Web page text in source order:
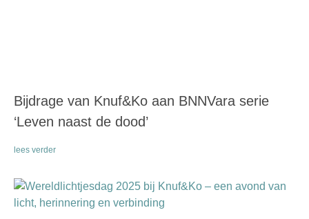
Bijdrage van Knuf&Ko aan BNNVara serie
‘Leven naast de dood’
lees verder